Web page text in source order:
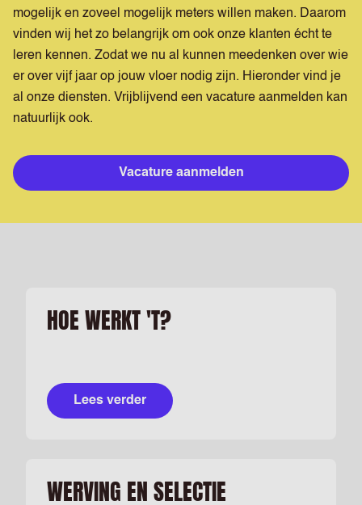
mogelijk en zoveel mogelijk meters willen maken. Daarom
vinden wij het zo belangrijk om ook onze klanten écht te
leren kennen. Zodat we nu al kunnen meedenken over wie
er over vijf jaar op jouw vloer nodig zijn. Hieronder vind je
al onze diensten. Vrijblijvend een vacature aanmelden kan
natuurlijk ook.
Vacature aanmelden
HOE WERKT 'T?
Lees verder
WERVING EN SELECTIE